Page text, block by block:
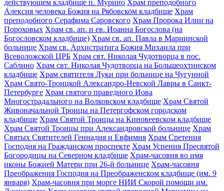
действующем кладбище п. Мурино Храм преподобного
Алексия человека Божия на Рябовском кладбище Храм
преподобного Серафима Саровского Храм Пророка Илии на
Пороховых Храм св. ап. и ев. Иоанна Богослова (на
Богословском кладбище) Храм св. ап. Павла в Мариинской
больнице Храм св. Архистратига Божия Михаила при
Всеволожской ЦРБ Храм свт. Николая Чудотворца в пос.
Саблино Храм свт. Николая Чудотворца на Большеохтинском
кладбище Храм святителя Луки при больнице на Чугунной
Храм Свято-Троицкой Александро-Невской Лавры в Санкт-
Петербурге Храм святого праведного Иова
Многострадального на Волковском кладбище Храм Святой
Живоначальной Троицы на Петергофском городском
кладбище Храм Святой Троицы на Киновеевском кладбище
Храм Святой Троицы при Александровской больнице Храм
Святых Святителей Геннадия и Евфимия Храм Сретения
Господня на Гражданском проспекте Храм Успения Пресвятой
Богородицы на Северном кладбище Храм-часовня во имя
иконы Божией Матери при 26-й больнице Храм-часовня
Преображения Господня на Преображенском кладбище (им. 9
января) Храм-часовня при морге НИИ Скорой помощи им.